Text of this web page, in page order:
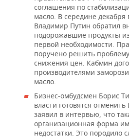
соглашения по
масло. В середине
Владимир Путин обратил
подорожавшие продукты
первой необходимости.
поручено решить
снижения цен. Кабмин
производителями
масло.
Бизнес-омбудсмен Борис
власти готовятся
заявил в интервью, что
организационная форма
недостатки. Это породило